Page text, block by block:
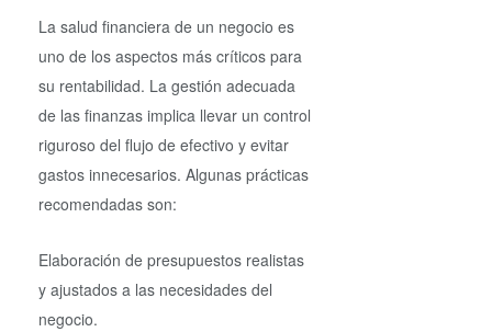
La salud financiera de un negocio es
uno de los aspectos más críticos para
su rentabilidad. La gestión adecuada
de las finanzas implica llevar un control
riguroso del flujo de efectivo y evitar
gastos innecesarios. Algunas prácticas
recomendadas son:
Elaboración de presupuestos realistas
y ajustados a las necesidades del
negocio.